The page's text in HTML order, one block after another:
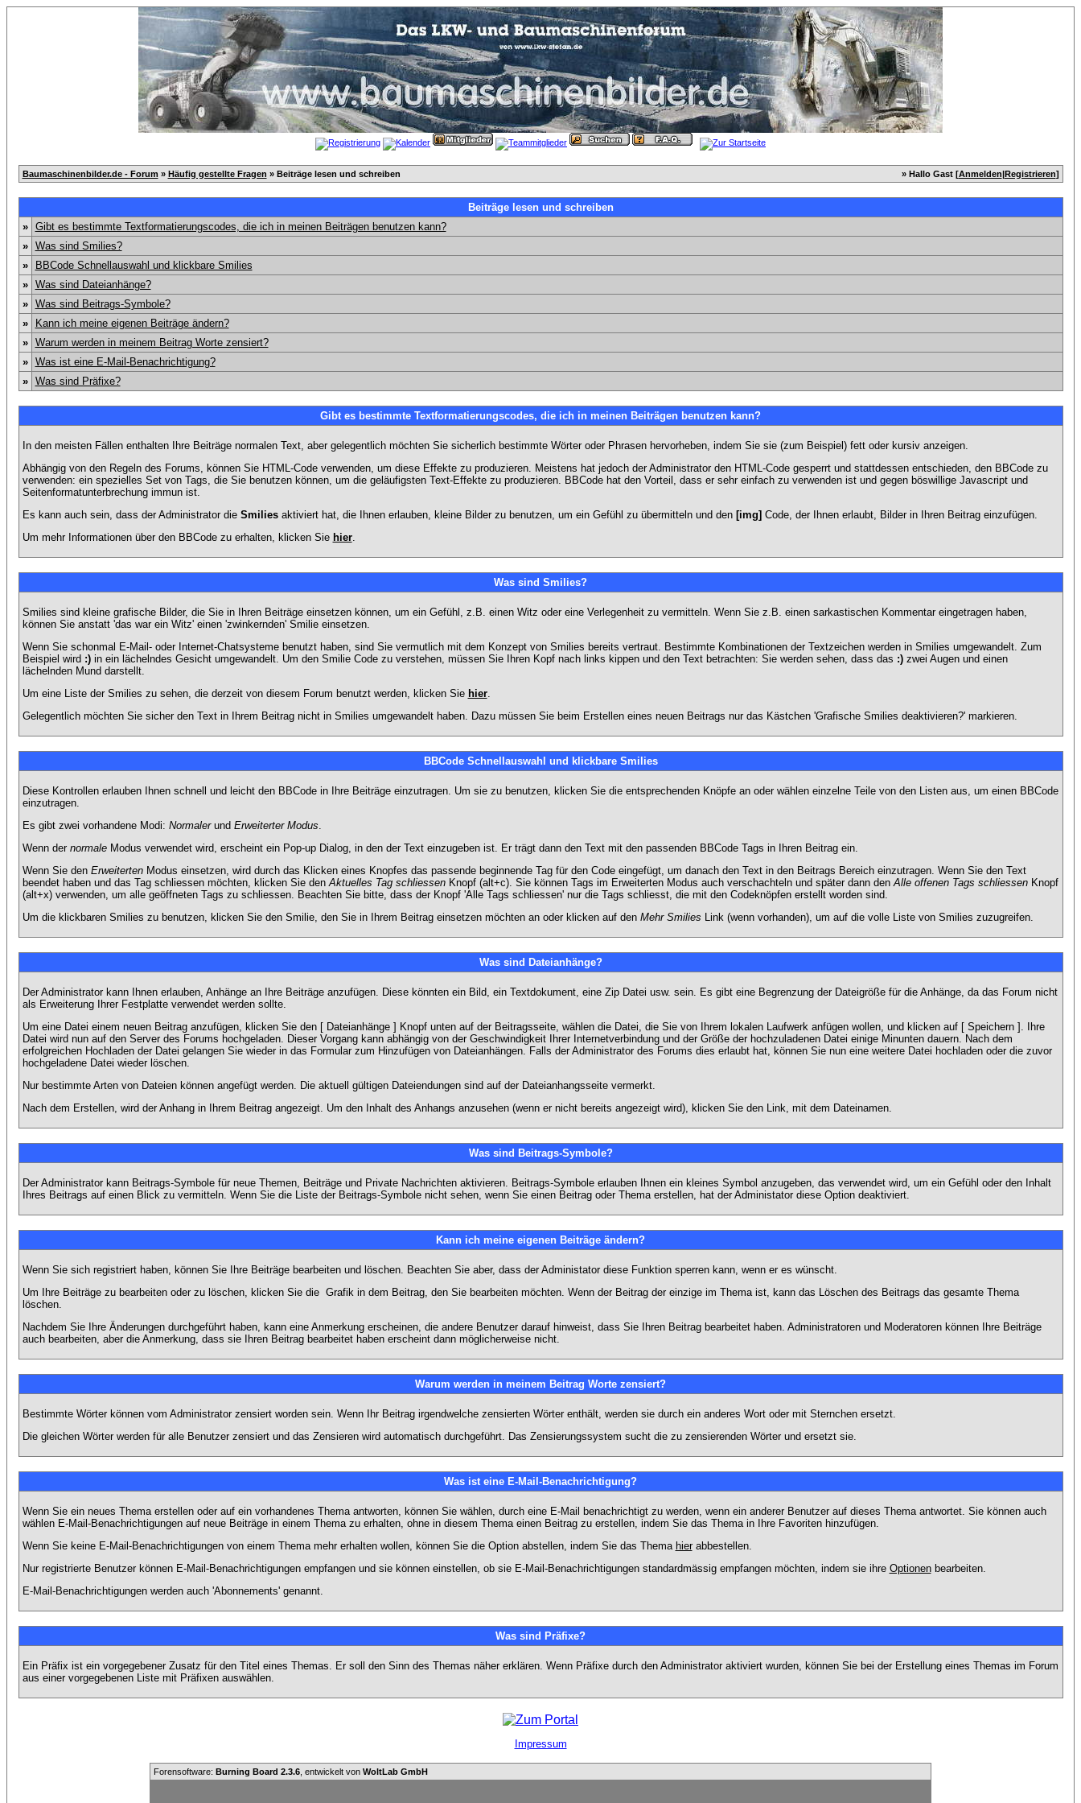
Baumaschinenbilder.de - Forum » Häufig gestellte Fragen » Beiträge lesen und schreiben » Hallo Gast [Anmelden|Registrieren]
Beiträge lesen und schreiben
»
Gibt es bestimmte Textformatierungscodes, die ich in meinen Beiträgen benutzen kann?
»
Was sind Smilies?
»
BBCode Schnellauswahl und klickbare Smilies
»
Was sind Dateianhänge?
»
Was sind Beitrags-Symbole?
»
Kann ich meine eigenen Beiträge ändern?
»
Warum werden in meinem Beitrag Worte zensiert?
»
Was ist eine E-Mail-Benachrichtigung?
»
Was sind Präfixe?
Gibt es bestimmte Textformatierungscodes, die ich in meinen Beiträgen benutzen kann?
In den meisten Fällen enthalten Ihre Beiträge normalen Text, aber gelegentlich möchten Sie sicherlich bestimmte Wörter oder Phrasen hervorheben, indem Sie sie (zum Beispiel) fett oder kursiv anzeigen.
Abhängig von den Regeln des Forums, können Sie HTML-Code verwenden, um diese Effekte zu produzieren. Meistens hat jedoch der Administrator den HTML-Code gesperrt und stattdessen entschieden, den BBCode zu
verwenden: ein spezielles Set von Tags, die Sie benutzen können, um die geläufigsten Text-Effekte zu produzieren. BBCode hat den Vorteil, dass er sehr einfach zu verwenden ist und gegen böswillige Javascript und
Seitenformatunterbrechung immun ist.
Es kann auch sein, dass der Administrator die Smiliesaktiviert hat, die Ihnen erlauben, kleine Bilder zu benutzen, um ein Gefühl zu übermitteln und den [img] Code, der Ihnen erlaubt, Bilder in Ihren Beitrag einzufügen.
Um mehr Informationen über den BBCode zu erhalten, klicken Sie hier.
Was sind Smilies?
Smilies sind kleine grafische Bilder, die Sie in Ihren Beiträge einsetzen können, um ein Gefühl, z.B. einen Witz oder eine Verlegenheit zu vermitteln. Wenn Sie z.B. einen sarkastischen Kommentar eingetragen haben,
können Sie anstatt 'das war ein Witz' einen 'zwinkernden' Smilie einsetzen.
Wenn Sie schonmal E-Mail- oder Internet-Chatsysteme benutzt haben, sind Sie vermutlich mit dem Konzept von Smilies bereits vertraut. Bestimmte Kombinationen der Textzeichen werden in Smilies umgewandelt. Zum
Beispiel wird :)in ein lächelndes Gesicht umgewandelt. Um den Smilie Code zu verstehen, müssen Sie Ihren Kopf nach links kippen und den Text betrachten: Sie werden sehen, dass das :)zwei Augen und einen
lächelnden Mund darstellt.
Um eine Liste der Smilies zu sehen, die derzeit von diesem Forum benutzt werden, klicken Sie hier.
Gelegentlich möchten Sie sicher den Text in Ihrem Beitrag nicht in Smilies umgewandelt haben. Dazu müssen Sie beim Erstellen eines neuen Beitrags nur das Kästchen 'Grafische Smilies deaktivieren?' markieren.
BBCode Schnellauswahl und klickbare Smilies
Diese Kontrollen erlauben Ihnen schnell und leicht den BBCode in Ihre Beiträge einzutragen. Um sie zu benutzen, klicken Sie die entsprechenden Knöpfe an oder wählen einzelne Teile von den Listen aus, um einen BBCode
einzutragen.
Es gibt zwei vorhandene Modi: Normalerund Erweiterter Modus.
Wenn der normaleModus verwendet wird, erscheint ein Pop-up Dialog, in den der Text einzugeben ist. Er trägt dann den Text mit den passenden BBCode Tags in Ihren Beitrag ein.
Wenn Sie den ErweitertenModus einsetzen, wird durch das Klicken eines Knopfes das passende beginnende Tag für den Code eingefügt, um danach den Text in den Beitrags Bereich einzutragen. Wenn Sie den Text
beendet haben und das Tag schliessen möchten, klicken Sie denAktuelles Tag schliessenKnopf (alt+c). Sie können Tags im Erweiterten Modus auch verschachteln und später dann denAlle offenen Tags schliessenKnopf
(alt+x) verwenden, um alle geöffneten Tags zu schliessen. Beachten Sie bitte, dass der Knopf 'Alle Tags schliessen' nur die Tags schliesst, die mit den Codeknöpfen erstellt worden sind.
Um die klickbaren Smilies zu benutzen, klicken Sie den Smilie, den Sie in Ihrem Beitrag einsetzen möchten an oder klicken auf den Mehr Smilies Link (wenn vorhanden), um auf die volle Liste von Smilies zuzugreifen.
Was sind Dateianhänge?
Der Administrator kann Ihnen erlauben, Anhänge an Ihre Beiträge anzufügen. Diese könnten ein Bild, ein Textdokument, eine Zip Datei usw. sein. Es gibt eine Begrenzung der Dateigröße für die Anhänge, da das Forum nicht
als Erweiterung Ihrer Festplatte verwendet werden sollte.
Um eine Datei einem neuen Beitrag anzufügen, klicken Sie den [ Dateianhänge ] Knopf unten auf der Beitragsseite, wählen die Datei, die Sie von Ihrem lokalen Laufwerk anfügen wollen, und klicken auf [ Speichern ]. Ihre
Datei wird nun auf den Server des Forums hochgeladen. Dieser Vorgang kann abhängig von der Geschwindigkeit Ihrer Internetverbindung und der Größe der hochzuladenen Datei einige Minunten dauern. Nach dem
erfolgreichen Hochladen der Datei gelangen Sie wieder in das Formular zum Hinzufügen von Dateianhängen. Falls der Administrator des Forums dies erlaubt hat, können Sie nun eine weitere Datei hochladen oder die zuvor
hochgeladene Datei wieder löschen.
Nur bestimmte Arten von Dateien können angefügt werden. Die aktuell gültigen Dateiendungen sind auf der Dateianhangsseite vermerkt.
Nach dem Erstellen, wird der Anhang in Ihrem Beitrag angezeigt. Um den Inhalt des Anhangs anzusehen (wenn er nicht bereits angezeigt wird), klicken Sie den Link, mit dem Dateinamen.
Was sind Beitrags-Symbole?
Der Administrator kann Beitrags-Symbole für neue Themen, Beiträge und Private Nachrichten aktivieren. Beitrags-Symbole erlauben Ihnen ein kleines Symbol anzugeben, das verwendet wird, um ein Gefühl oder den Inhalt
Ihres Beitrags auf einen Blick zu vermitteln. Wenn Sie die Liste der Beitrags-Symbole nicht sehen, wenn Sie einen Beitrag oder Thema erstellen, hat der Administator diese Option deaktiviert.
Kann ich meine eigenen Beiträge ändern?
Wenn Sie sich registriert haben, können Sie Ihre Beiträge bearbeiten und löschen. Beachten Sie aber, dass der Administator diese Funktion sperren kann, wenn er es wünscht.
Um Ihre Beiträge zu bearbeiten oder zu löschen, klicken Sie die Grafik in dem Beitrag, den Sie bearbeiten möchten. Wenn der Beitrag der einzige im Thema ist, kann das Löschen des Beitrags das gesamte Thema
löschen.
Nachdem Sie Ihre Änderungen durchgeführt haben, kann eine Anmerkung erscheinen, die andere Benutzer darauf hinweist, dass Sie Ihren Beitrag bearbeitet haben. Administratoren und Moderatoren können Ihre Beiträge
auch bearbeiten, aber die Anmerkung, dass sie Ihren Beitrag bearbeitet haben erscheint dann möglicherweise nicht.
Warum werden in meinem Beitrag Worte zensiert?
Bestimmte Wörter können vom Administrator zensiert worden sein. Wenn Ihr Beitrag irgendwelche zensierten Wörter enthält, werden sie durch ein anderes Wort oder mit Sternchen ersetzt.
Die gleichen Wörter werden für alle Benutzer zensiert und das Zensieren wird automatisch durchgeführt. Das Zensierungssystem sucht die zu zensierenden Wörter und ersetzt sie.
Was ist eine E-Mail-Benachrichtigung?
Wenn Sie ein neues Thema erstellen oder auf ein vorhandenes Thema antworten, können Sie wählen, durch eine E-Mail benachrichtigt zu werden, wenn ein anderer Benutzer auf dieses Thema antwortet. Sie können auch
wählen E-Mail-Benachrichtigungen auf neue Beiträge in einem Thema zu erhalten, ohne in diesem Thema einen Beitrag zu erstellen, indem Sie das Thema in Ihre Favoriten hinzufügen.
Wenn Sie keine E-Mail-Benachrichtigungen von einem Thema mehr erhalten wollen, können Sie die Option abstellen, indem Sie das Thema hierabbestellen.
Nur registrierte Benutzer können E-Mail-Benachrichtigungen empfangen und sie können einstellen, ob sie E-Mail-Benachrichtigungen standardmässig empfangen möchten, indem sie ihre Optionenbearbeiten.
E-Mail-Benachrichtigungen werden auch 'Abonnements' genannt.
Was sind Präfixe?
Ein Präfix ist ein vorgegebener Zusatz für den Titel eines Themas. Er soll den Sinn des Themas näher erklären. Wenn Präfixe durch den Administrator aktiviert wurden, können Sie bei der Erstellung eines Themas im Forum
aus einer vorgegebenen Liste mit Präfixen auswählen.
Impressum
Forensoftware: Burning Board 2.3.6 , entwickelt von WoltLab GmbH